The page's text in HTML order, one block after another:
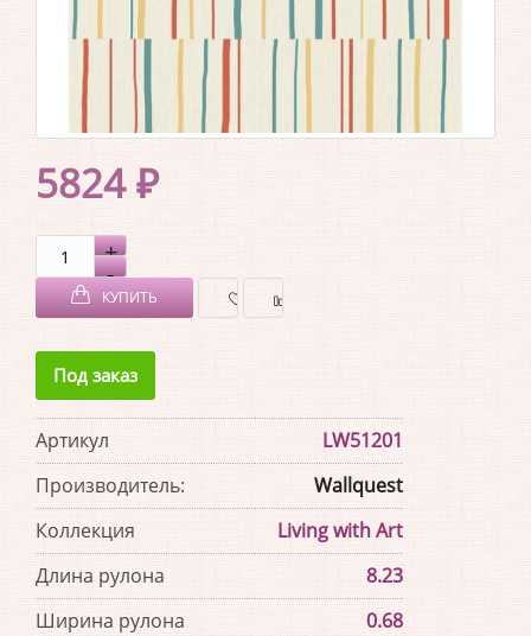
5824 ₽
КУПИТЬ
Под заказ
Артикул
LW51201
Производитель:
Wallquest
Коллекция
Living with Art
Длина рулона
8.23
Ширина рулона
0.68